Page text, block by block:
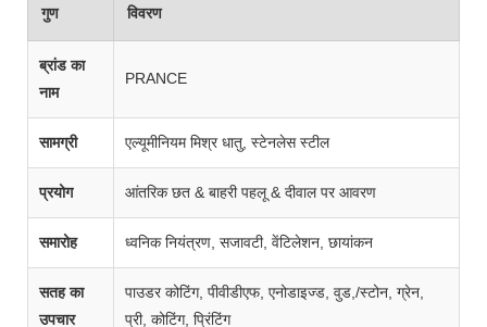
गुण विवरण
ब्रांड का
नाम
PRANCE
सामग्री एल्यूमीनियम मिश्र धातु, स्टेनलेस स्टील
प्रयोग आंतरिक छत & बाहरी पहलू & दीवाल पर आवरण
समारोह ध्वनिक नियंत्रण, सजावटी, वेंटिलेशन, छायांकन
सतह का
उपचार
पाउडर कोटिंग, पीवीडीएफ, एनोडाइज्ड, वुड,/स्टोन, ग्रेन,
प्री, कोटिंग, प्रिंटिंग